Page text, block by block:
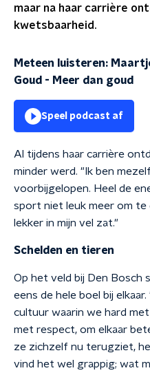
maar na haar carrière
kwetsbaarheid.
Meteen luisteren:
Goud - Meer dan goud
Speel podcast af
Al tijdens haar carrière
minder werd. "Ik ben
voorbijgelopen. Heel de
sport niet leuk meer om te
lekker in mijn vel zat."
Schelden en tieren
Op het veld bij Den Bosch
eens de hele boel bij
cultuur waarin we hard
met respect, om elkaar
ze zichzelf nu terugziet,
vind het wel grappig; wat